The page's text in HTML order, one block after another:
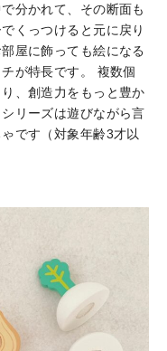
分かれて、その断面も
くっつけると元に戻り
屋に飾っても絵になる
が特長です。 複数個
、創造力をもっと豊か
リーズは遊びながら言
です（対象年齢3才以